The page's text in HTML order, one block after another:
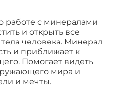
работе с минералами
и открыть все
человека. Минерал
и приближает к
Помогает видеть
мира и
и мечты.